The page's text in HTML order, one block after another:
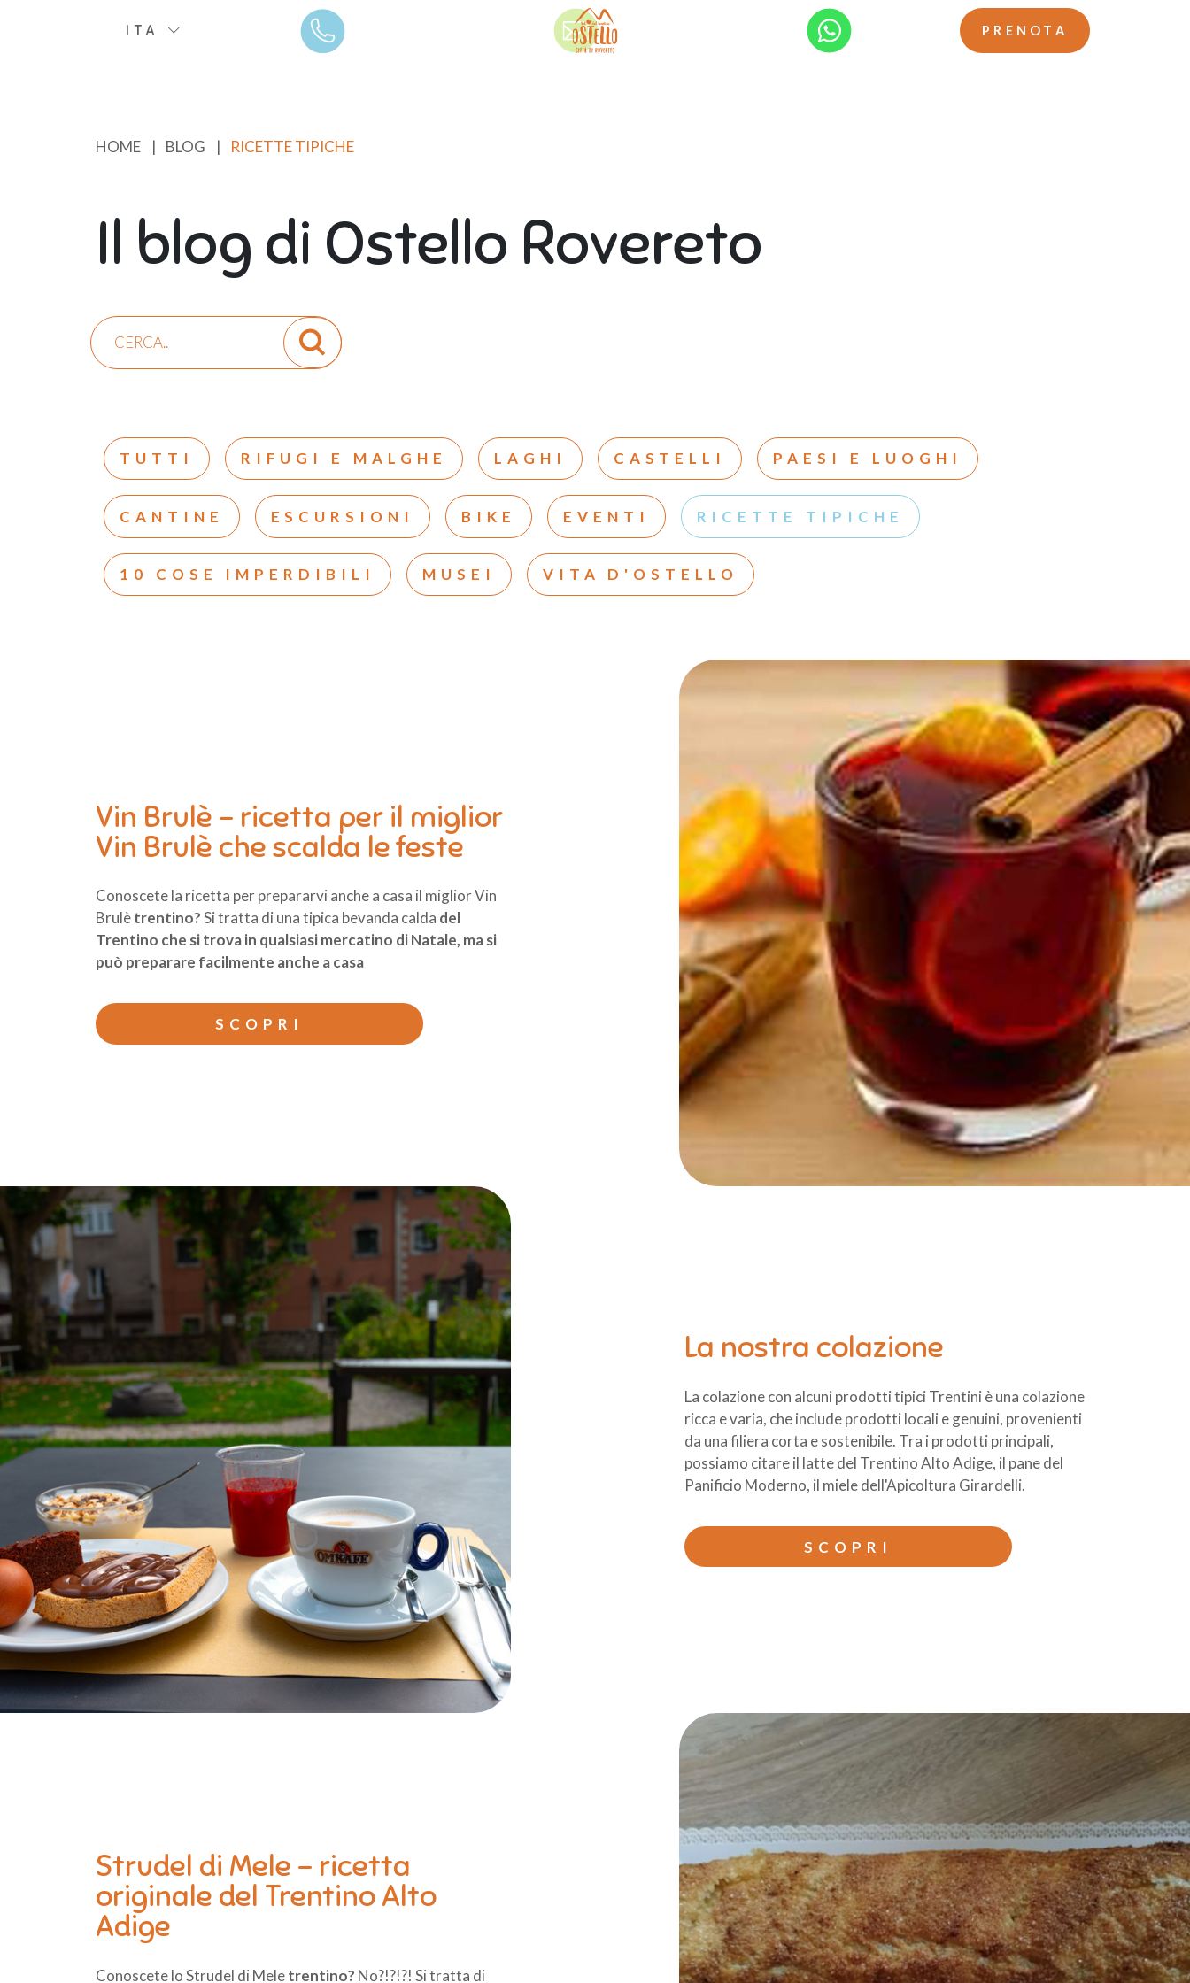
ITA PRENOTA
B&B Rovereto
Vacanze a tema
HOME | BLOG | RICETTE TIPICHE
Il blog di Ostello Rovereto
TUTTI RIFUGI E MALGHE LAGHI CASTELLI PAESI E LUOGHI
CANTINE ESCURSIONI BIKE EVENTI RICETTE TIPICHE
10 COSE IMPERDIBILI MUSEI VITA D'OSTELLO
Vin Brulè – ricetta per il miglior
Vin Brulè che scalda le feste
Conoscete la ricetta per prepararvi anche a casa il miglior Vin
Brulètrentino?Si tratta di una tipica bevanda calda del
Trentino che si trova in qualsiasi mercatino di Natale, ma si
può preparare facilmente anche a casa
SCOPRI
La nostra colazione
La colazione con alcuni prodotti tipici Trentini è una colazione
ricca e varia, che include prodotti locali e genuini, provenienti
da una filiera corta e sostenibile. Tra i prodotti principali,
possiamo citare il latte del Trentino Alto Adige, il pane del
Panificio Moderno, il miele dell'Apicoltura Girardelli.
SCOPRI
Strudel di Mele – ricetta
originale del Trentino Alto
Adige
Conoscete lo Strudel di Meletrentino? No?!?!?! Si tratta di